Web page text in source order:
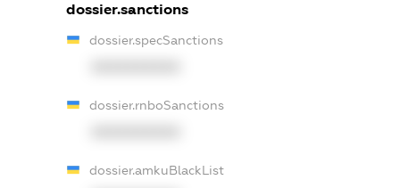
dossier.sanctions
dossier.specSanctions
dossier.rnboSanctions
dossier.amkuBlackList